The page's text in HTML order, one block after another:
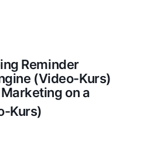
Reminder
(Video-Kurs)
on a
Kurs)